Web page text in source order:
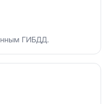
ГИБДД.